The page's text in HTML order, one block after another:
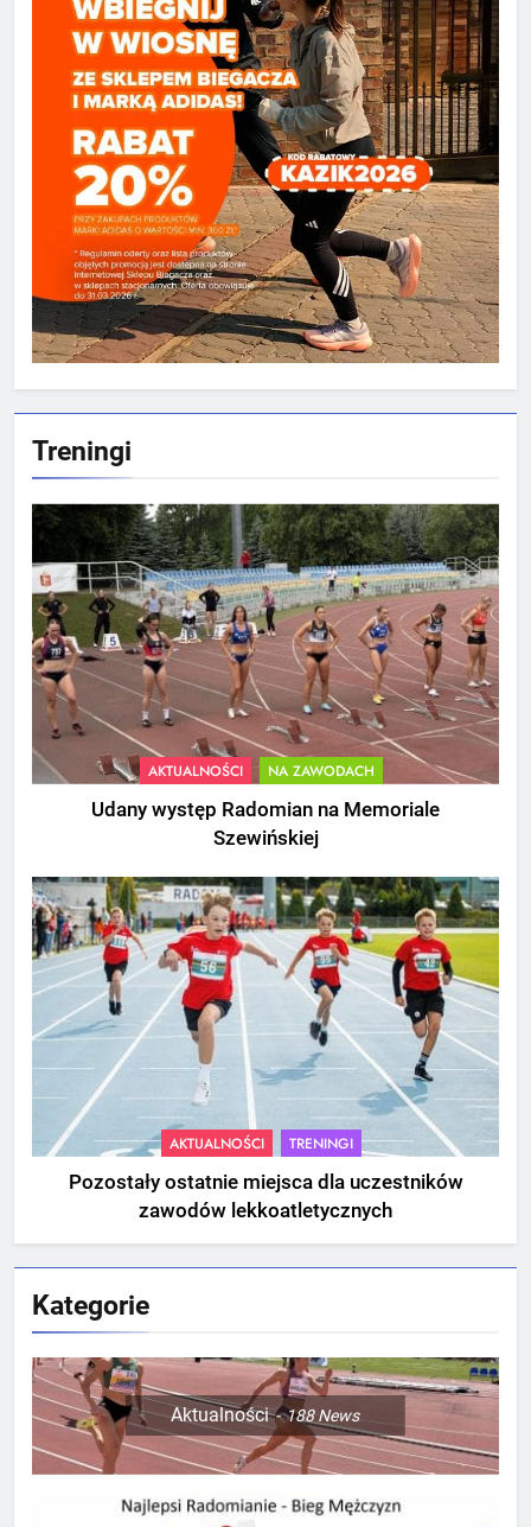
Treningi
AKTUALNOŚCI NA ZAWODACH
Udany występ Radomian na Memoriale
Szewińskiej
AKTUALNOŚCI TRENINGI
Pozostały ostatnie miejsca dla uczestników
zawodów lekkoatletycznych
Kategorie
Aktualności 188News